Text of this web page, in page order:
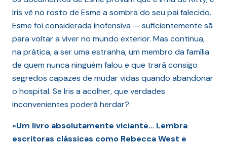
Iris vê no rosto de Esme a sombra do seu pai falecido.
Esme foi considerada inofensiva — suficientemente sã
para voltar a viver no mundo exterior. Mas continua,
na prática, a ser uma estranha, um membro da família
de quem nunca ninguém falou e que trará consigo
segredos capazes de mudar vidas quando abandonar
o hospital. Se Iris a acolher, que verdades
inconvenientes poderá herdar?
«Um livro absolutamente viciante… Lembra
escritoras clássicas como Rebecca West e